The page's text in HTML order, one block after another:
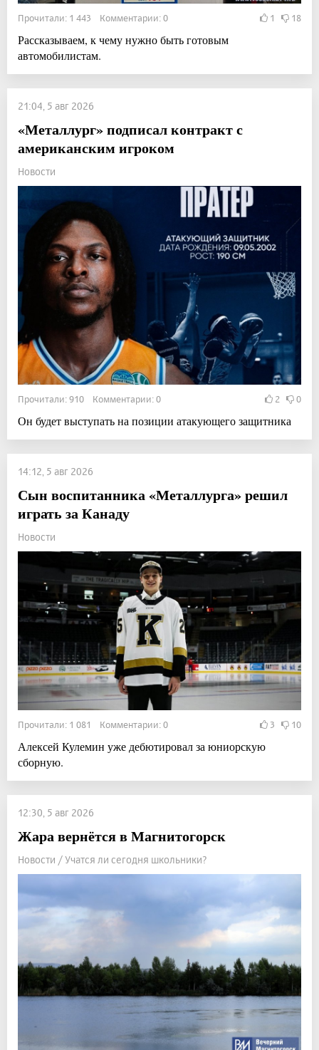
Прочитали: 1 443 Комментарии: 0 1 18
Рассказываем, к чему нужно быть готовым
автомобилистам.
21:04, 5 авг 2026
«Металлург» подписал контракт с
американским игроком
Новости
Прочитали: 910 Комментарии: 0 2 0
Он будет выступать на позиции атакующего защитника
14:12, 5 авг 2026
Сын воспитанника «Металлурга» решил
играть за Канаду
Новости
Прочитали: 1 081 Комментарии: 0 3 10
Алексей Кулемин уже дебютировал за юниорскую
сборную.
12:30, 5 авг 2026
Жара вернётся в Магнитогорск
Новости / Учатся ли сегодня школьники?